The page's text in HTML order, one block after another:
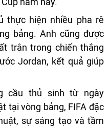
thực hiện nhiều pha rê
bảng. Anh cũng được
trận trong chiến thắng
Jordan, kết quả giúp
cầu thủ sinh từ ngày
tại vòng bảng, FIFA đặc
sự sáng tạo và tầm